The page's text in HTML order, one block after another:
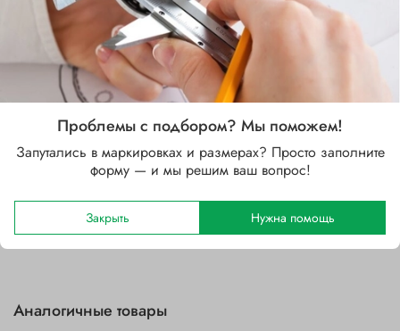
Сепаратор
Стальной
Зазор
Уплотнение
DDU (контактное уплотнение с двух сторон)
Аналогичные товары
Проблемы с подбором? Мы поможем!
Запутались в маркировках и размерах? Просто заполните
форму — и мы решим ваш вопрос!
Закрыть Нужна помощь